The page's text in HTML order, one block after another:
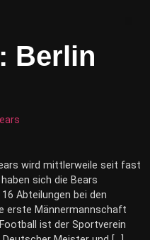
Berlin
wird mittlerweile seit fast
sich die Bears
Abteilungen bei den
erste Männermannschaft
ist der Sportverein